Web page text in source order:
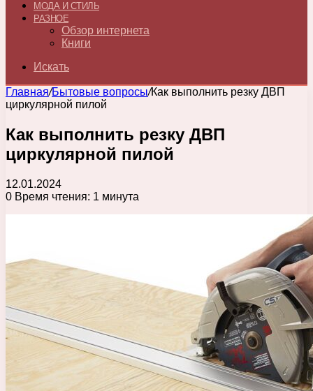
МОДА И СТИЛЬ
РАЗНОЕ
Обзор интернета
Книги
Искать
Главная/Бытовые вопросы/Как выполнить резку ДВП
циркулярной пилой
Как выполнить резку ДВП
циркулярной пилой
12.01.2024
0 Время чтения: 1 минута